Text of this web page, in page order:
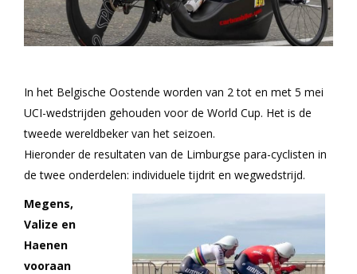
In het Belgische Oostende worden van 2 tot en met 5 mei
UCI-wedstrijden gehouden voor de World Cup. Het is de
tweede wereldbeker van het seizoen.
Hieronder de resultaten van de Limburgse para-cyclisten in
de twee onderdelen: individuele tijdrit en wegwedstrijd.
Megens,
Valize en
Haenen
vooraan